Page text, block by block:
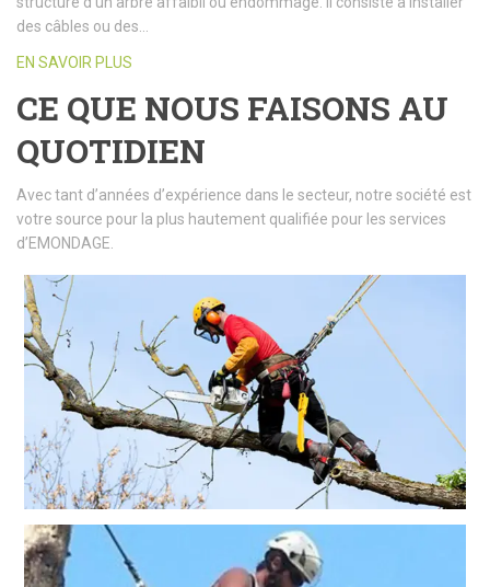
des câbles ou des…
EN SAVOIR PLUS
CE QUE NOUS FAISONS AU
QUOTIDIEN
Avec tant d’années d’expérience dans le secteur, notre société est
votre source pour la plus hautement qualifiée pour les services
d’EMONDAGE.